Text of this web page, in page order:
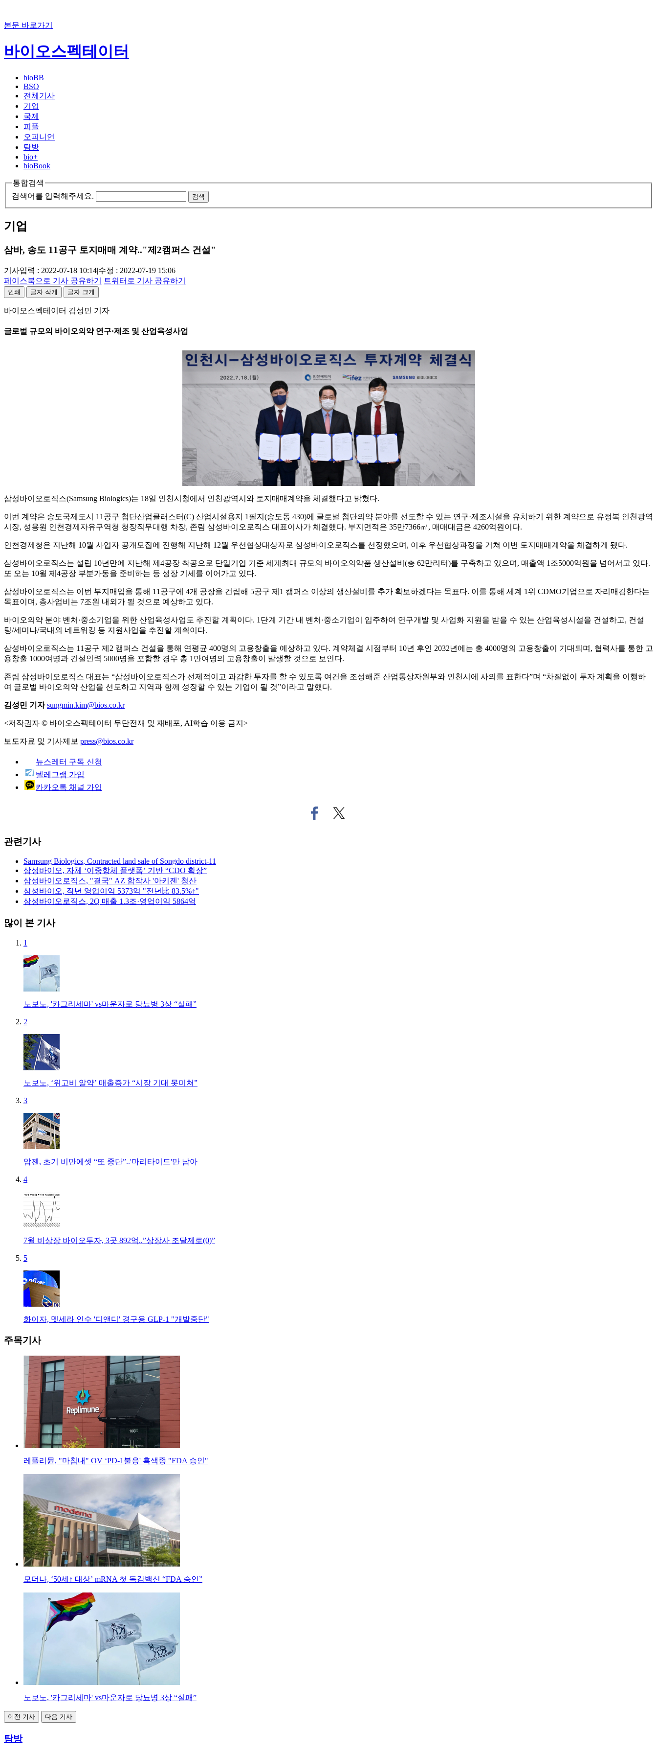
본문 바로가기
바이오스펙테이터
bioBB
BSO
전체기사
기업
국제
피플
오피니언
탐방
bio+
bioBook
통합검색
검색어를 입력해주세요.
검색
기업
삼바, 송도 11공구 토지매매 계약.."제2캠퍼스 건설"
기사입력 : 2022-07-18 10:14|수정 : 2022-07-19 15:06
페이스북으로 기사 공유하기
트위터로 기사 공유하기
인쇄 글자 작게 글자 크게
바이오스펙테이터 김성민 기자
글로벌 규모의 바이오의약 연구·제조 및 산업육성사업
삼성바이오로직스(Samsung Biologics)는 18일 인천시청에서 인천광역시와 토지매매계약을 체결했다고 밝혔다.
이번 계약은 송도국제도시 11공구 첨단산업클러스터(C) 산업시설용지 1필지(송도동 430)에 글로벌 첨단의약 분야를 선도할 수 있는 연구·제조시설을 유치하기 위한 계약으로 유정복 인천광역
시장, 성용원 인천경제자유구역청 청장직무대행 차장, 존림 삼성바이오로직스 대표이사가 체결했다. 부지면적은 35만7366㎡, 매매대금은 4260억원이다.
인천경제청은 지난해 10월 사업자 공개모집에 진행해 지난해 12월 우선협상대상자로 삼성바이오로직스를 선정했으며, 이후 우선협상과정을 거쳐 이번 토지매매계약을 체결하게 됐다.
삼성바이오로직스는 설립 10년만에 지난해 제4공장 착공으로 단일기업 기준 세계최대 규모의 바이오의약품 생산설비(총 62만리터)를 구축하고 있으며, 매출액 1조5000억원을 넘어서고 있다.
또 오는 10월 제4공장 부분가동을 준비하는 등 성장 기세를 이어가고 있다.
삼성바이오로직스는 이번 부지매입을 통해 11공구에 4개 공장을 건립해 5공구 제1 캠퍼스 이상의 생산설비를 추가 확보하겠다는 목표다. 이를 통해 세계 1위 CDMO기업으로 자리매김한다는
목표이며, 총사업비는 7조원 내외가 될 것으로 예상하고 있다.
바이오의약 분야 벤처·중소기업을 위한 산업육성사업도 추진할 계획이다. 1단계 기간 내 벤처·중소기업이 입주하여 연구개발 및 사업화 지원을 받을 수 있는 산업육성시설을 건설하고, 컨설
팅/세미나/국내외 네트워킹 등 지원사업을 추진할 계획이다.
삼성바이오로직스는 11공구 제2 캠퍼스 건설을 통해 연평균 400명의 고용창출을 예상하고 있다. 계약체결 시점부터 10년 후인 2032년에는 총 4000명의 고용창출이 기대되며, 협력사를 통한 고
용창출 1000여명과 건설인력 5000명을 포함할 경우 총 1만여명의 고용창출이 발생할 것으로 보인다.
존림 삼성바이오로직스 대표는 “삼성바이오로직스가 선제적이고 과감한 투자를 할 수 있도록 여건을 조성해준 산업통상자원부와 인천시에 사의를 표한다”며 “차질없이 투자 계획을 이행하
여 글로벌 바이오의약 산업을 선도하고 지역과 함께 성장할 수 있는 기업이 될 것”이라고 말했다.
김성민 기자 sungmin.kim@bios.co.kr
<저작권자 © 바이오스펙테이터 무단전재 및 재배포, AI학습 이용 금지>
보도자료 및 기사제보 press@bios.co.kr
뉴스레터 구독 신청
텔레그램 가입
카카오톡 채널 가입
페
이
트
위
관련기사
Samsung Biologics, Contracted land sale of Songdo district-11
삼성바이오, 자체 ‘이중항체 플랫폼’ 기반 “CDO 확장”
삼성바이오로직스, "결국" AZ 합작사 '아키젠' 청산
삼성바이오, 작년 영업이익 5373억 "전년比 83.5%↑"
삼성바이오로직스, 2Q 매출 1.3조·영업이익 5864억
많이 본 기사
1
노보노, '카그리세마' vs마운자로 당뇨병 3상 “실패”
2
노보노, ‘위고비 알약’ 매출증가 “시장 기대 못미쳐”
3
암젠, 초기 비만에셋 “또 중단”..'마리타이드'만 남아
4
7월 비상장 바이오투자, 3곳 892억..”상장사 조달제로(0)”
5
화이자, 멧세라 인수 '디앤디' 경구용 GLP-1 "개발중단"
주목기사
레플리뮨, "마침내" OV ‘PD-1불응' 흑색종 "FDA 승인"
모더나, ‘50세↑ 대상’ mRNA 첫 독감백신 “FDA 승인”
노보노, '카그리세마' vs마운자로 당뇨병 3상 “실패”
이전 기사 다음 기사
탐방